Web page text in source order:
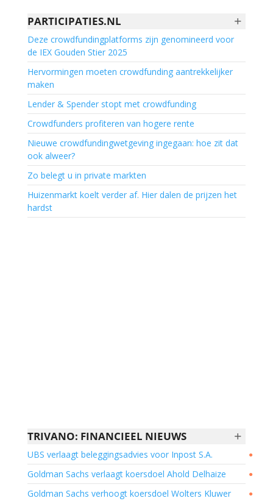
+
PARTICIPATIES.NL
Deze crowdfundingplatforms zijn genomineerd voor
de IEX Gouden Stier 2025
Hervormingen moeten crowdfunding aantrekkelijker
maken
Lender & Spender stopt met crowdfunding
Crowdfunders profiteren van hogere rente
Nieuwe crowdfundingwetgeving ingegaan: hoe zit dat
ook alweer?
Zo belegt u in private markten
Huizenmarkt koelt verder af. Hier dalen de prijzen het
hardst
+
TRIVANO: FINANCIEEL NIEUWS
●
UBS verlaagt beleggingsadvies voor Inpost S.A.
●
Goldman Sachs verlaagt koersdoel Ahold Delhaize
●
Goldman Sachs verhoogt koersdoel Wolters Kluwer